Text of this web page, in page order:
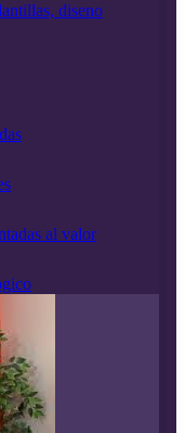
diseno
al valor